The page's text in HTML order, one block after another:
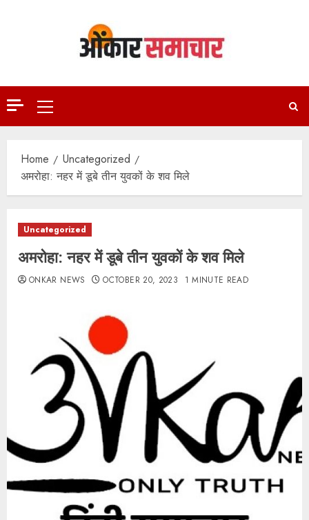
Primary
Menu
Home
Uncategorized
अमरोहा: नहर में डूबे तीन युवकों के शव मिले
Uncategorized
अमरोहा: नहर में डूबे तीन युवकों के शव मिले
ONKAR NEWS OCTOBER 20, 2023 1 MINUTE READ